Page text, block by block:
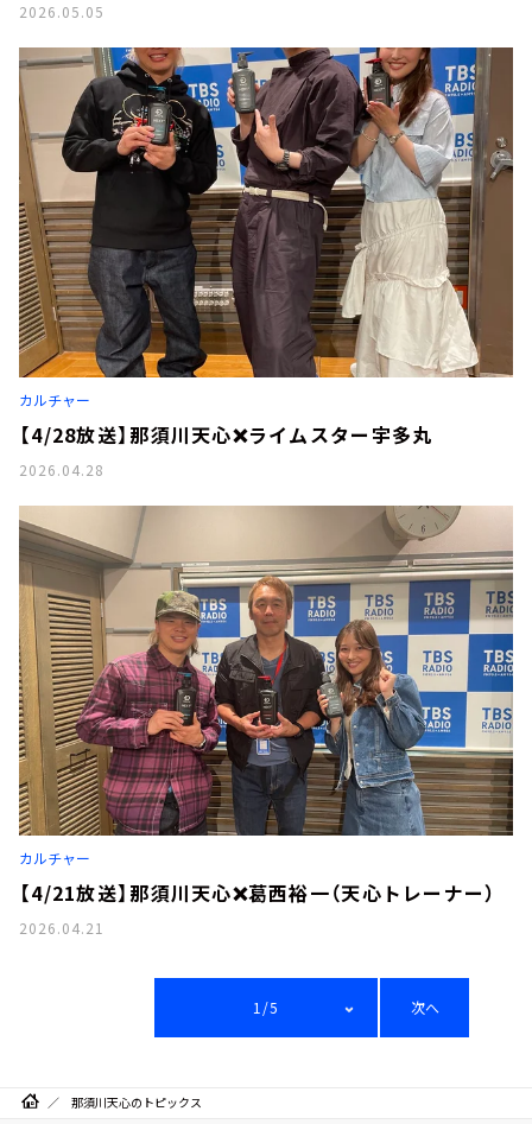
2026.05.05
カルチャー
【4/28放送】那須川天心❌ライムスター宇多丸
2026.04.28
カルチャー
【4/21放送】那須川天心❌葛西裕一（天心トレーナー）
2026.04.21
1/5 次へ
那須川天心のトピックス